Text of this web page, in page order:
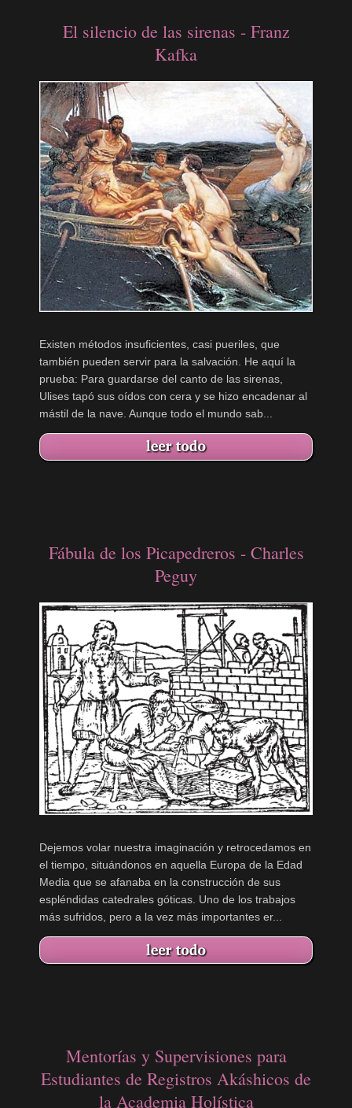
El silencio de las sirenas - Franz
Kafka
Existen métodos insuficientes, casi pueriles, que
también pueden servir para la salvación. He aquí la
prueba: Para guardarse del canto de las sirenas,
Ulises tapó sus oídos con cera y se hizo encadenar al
mástil de la nave. Aunque todo el mundo sab...
Fábula de los Picapedreros - Charles
Peguy
Dejemos volar nuestra imaginación y retrocedamos en
el tiempo, situándonos en aquella Europa de la Edad
Media que se afanaba en la construcción de sus
espléndidas catedrales góticas. Uno de los trabajos
más sufridos, pero a la vez más importantes er...
Mentorías y Supervisiones para
Estudiantes de Registros Akáshicos de
la Academia Holística